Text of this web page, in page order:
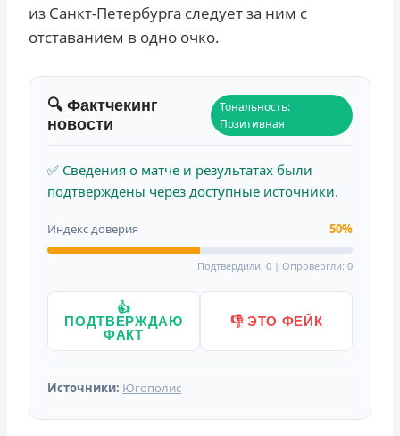
из Санкт-Петербурга следует за ним с
отставанием в одно очко.
🔍 Фактчекинг
новости
Тональность:
Позитивная
✅ Сведения о матче и результатах были
подтверждены через доступные источники.
Индекс доверия 50%
Подтвердили: 0 | Опровергли: 0
👍
ПОДТВЕРЖДАЮ
ФАКТ
👎 ЭТО ФЕЙК
Источники: Югополис